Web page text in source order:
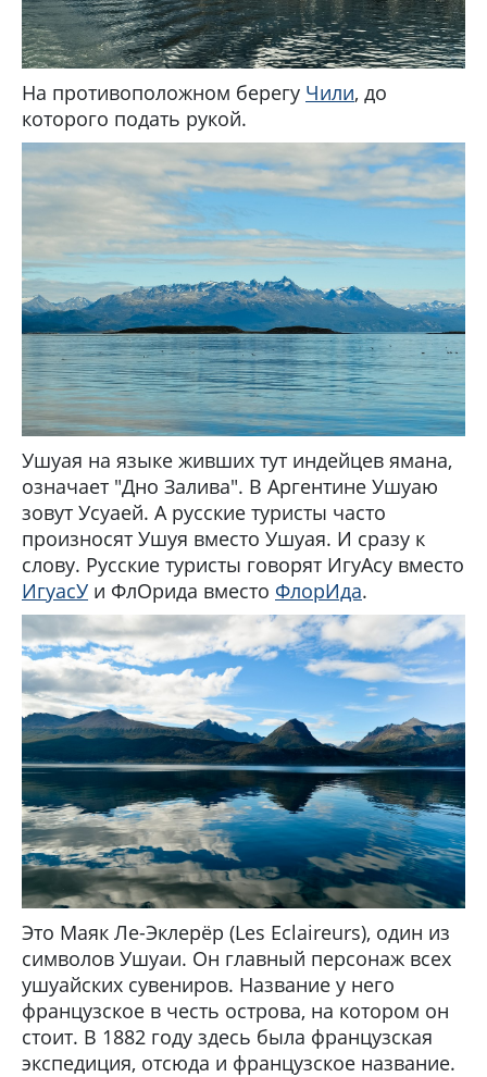
На противоположном берегу Чили, до
которого подать рукой.
Ушуая на языке живших тут индейцев ямана,
означает "Дно Залива". В Аргентине Ушуаю
зовут Усуаей. А русские туристы часто
произносят Ушуя вместо Ушуая. И сразу к
слову. Русские туристы говорят ИгуАсу вместо
ИгуасУ и ФлОрида вместо ФлорИда.
Это Маяк Ле-Эклерёр (Les Eclaireurs), один из
символов Ушуаи. Он главный персонаж всех
ушуайских сувениров. Название у него
французское в честь острова, на котором он
стоит. В 1882 году здесь была французская
экспедиция, отсюда и французское название.